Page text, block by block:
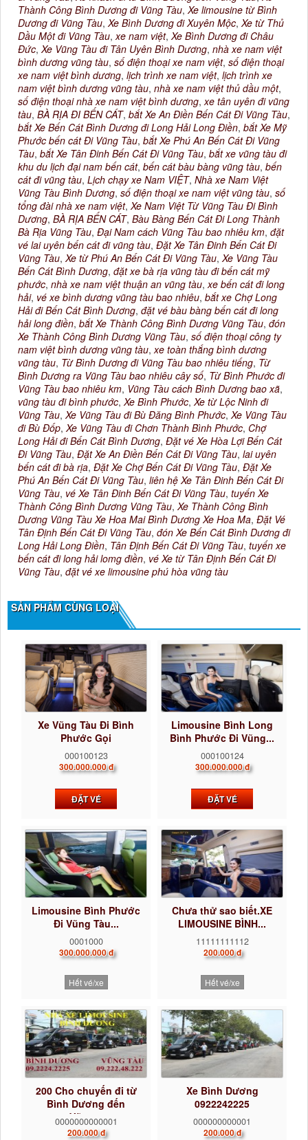
Thành Công Bình Dương đi Vũng Tàu,Xe limousine từ Bình
Dương đi Vũng Tàu,Xe Bình Dương đi Xuyên Mộc,Xe từ Thủ
Dầu Một đi Vũng Tàu,xe nam việt,Xe Bình Dương đi Châu
Đức,Xe Vũng Tàu đi Tân Uyên Bình Dương, nhà xe nam việt
bình dương vũng tàu, số điện thoại xe nam việt, số điện thoại
xe nam việt bình dương, lịch trình xe nam việt, lịch trình xe
nam việt bình dương vũng tàu, nhà xe nam việt thủ dầu một,
số điện thoại nhà xe nam việt bình dương,xe tân uyên đi vũng
tàu, BÀ RỊA ĐI BẾN CÁT, bắt Xe An Điền Bến Cát Đi Vũng Tàu,
bắt Xe Bến Cát Bình Dương đi Long Hải Long Điền, bắt Xe Mỹ
Phước bến cát Đi Vũng Tàu, bắt Xe Phú An Bến Cát Đi Vũng
Tàu, bắt Xe Tân Đinh Bến Cát Đi Vũng Tàu, bắt xe vũng tàu đi
khu du lịch đại nam bến cát, bến cát bàu bàng vũng tàu, bến
cát đi vũng tàu, Lịch chạy xe Nam VIỆT, Nhà xe Nam Việt
Vũng Tàu Bình Dương, số điện thoại xe nam việt vũng tàu, số
tổng đài nhà xe nam việt,Xe Nam Việt Từ Vũng Tàu Đi Bình
Dương, BÀ RỊA BẾN CÁT, Bàu Bàng Bến Cát Đi Long Thành
Bà Rịa Vũng Tàu, Đại Nam cách Vũng Tàu bao nhiêu km, đặt
vé lai uyên bến cát đi vũng tàu, Đặt Xe Tân Đinh Bến Cát Đi
Vũng Tàu,Xe từ Phú An Bến Cát Đi Vũng Tàu,Xe Vũng Tàu
Bến Cát Bình Dương, đặt xe bà rịa vũng tàu đi bến cát mỹ
phước, nhà xe nam việt thuận an vũng tàu,xe bến cát đi long
hải, vé xe bình dương vũng tàu bao nhiêu, bắt xe Chợ Long
Hải đi Bến Cát Bình Dương, đặt vé bàu bàng bến cát đi long
hải long điền, bắt Xe Thành Công Bình Dương Vũng Tàu, đón
Xe Thành Công Bình Dương Vũng Tàu, số điện thoại công ty
nam việt bình dương vũng tàu,xe toàn thắng bình dương
vũng tàu, Từ Bình Dương đi Vũng Tàu bao nhiêu tiếng, Từ
Bình Dương ra Vũng Tàu bao nhiêu cây số, Từ Bình Phước đi
Vũng Tàu bao nhiêu km, Vũng Tàu cách Bình Dương bao xã,
vũng tàu đi bình phước,Xe Bình Phước,Xe từ Lộc Ninh đi
Vũng Tàu,Xe Vũng Tàu đi Bù Đăng Bình Phước,Xe Vũng Tàu
đi Bù Đốp,Xe Vũng Tàu đi Chơn Thành Bình Phước, Chợ
Long Hải đi Bến Cát Bình Dương, Đặt vé Xe Hòa Lợi Bến Cát
Đi Vũng Tàu, Đặt Xe An Điền Bến Cát Đi Vũng Tàu, lai uyên
bến cát đi bà rịa, Đặt Xe Chợ Bến Cát Đi Vũng Tàu, Đặt Xe
Phú An Bến Cát Đi Vũng Tàu, liên hệ Xe Tân Đinh Bến Cát Đi
Vũng Tàu, vé Xe Tân Đinh Bến Cát Đi Vũng Tàu, tuyến Xe
Thành Công Bình Dương Vũng Tàu,Xe Thành Công Bình
Dương Vũng Tàu Xe Hoa Mai Bình Dương Xe Hoa Ma, Đặt Vé
Tân Định Bến Cát Đi Vũng Tàu, đón Xe Bến Cát Bình Dương đi
Long Hải Long Điền, Tân Định Bến Cát Đi Vũng Tàu, tuyến xe
bến cát đi long hải lomg điền, vé Xe từ Tân Định Bến Cát Đi
Vũng Tàu, đặt vé xe limousine phú hòa vũng tàu
SẢN PHẨM CÙNG LOẠI
Xe Vũng Tàu Đi Bình
Phước Gọi
0922242225...
000100123
300.000.000 đ
ĐẶT VÉ
Limousine Bình Long
Bình Phước Đi Vũng...
000100124
300.000.000 đ
ĐẶT VÉ
Limousine Bình Phước
Đi Vũng Tàu...
0001000
300.000.000 đ
Hết vé/xe
Chưa thử sao biết.XE
LIMOUSINE BÌNH...
11111111112
200.000 đ
Hết vé/xe
200 Cho chuyến đi từ
Bình Dương đến
Vũng...
0000000000001
200.000 đ
Xe Bình Dương
0922242225
000000000001
200.000 đ